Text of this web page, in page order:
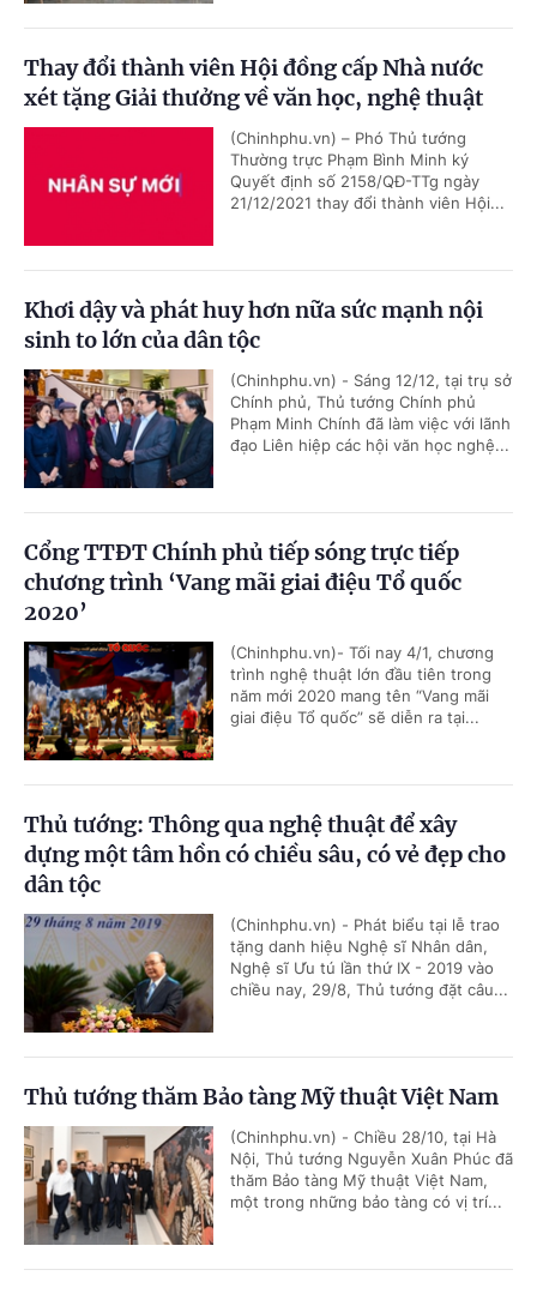
Thay đổi thành viên Hội đồng cấp Nhà nước
xét tặng Giải thưởng về văn học, nghệ thuật
(Chinhphu.vn) – Phó Thủ tướng
Thường trực Phạm Bình Minh ký
Quyết định số 2158/QĐ-TTg ngày
21/12/2021 thay đổi thành viên Hội...
Khơi dậy và phát huy hơn nữa sức mạnh nội
sinh to lớn của dân tộc
(Chinhphu.vn) - Sáng 12/12, tại trụ sở
Chính phủ, Thủ tướng Chính phủ
Phạm Minh Chính đã làm việc với lãnh
đạo Liên hiệp các hội văn học nghệ...
Cổng TTĐT Chính phủ tiếp sóng trực tiếp
chương trình ‘Vang mãi giai điệu Tổ quốc
2020’
(Chinhphu.vn)- Tối nay 4/1, chương
trình nghệ thuật lớn đầu tiên trong
năm mới 2020 mang tên “Vang mãi
giai điệu Tổ quốc” sẽ diễn ra tại...
Thủ tướng: Thông qua nghệ thuật để xây
dựng một tâm hồn có chiều sâu, có vẻ đẹp cho
dân tộc
(Chinhphu.vn) - Phát biểu tại lễ trao
tặng danh hiệu Nghệ sĩ Nhân dân,
Nghệ sĩ Ưu tú lần thứ IX - 2019 vào
chiều nay, 29/8, Thủ tướng đặt câu...
Thủ tướng thăm Bảo tàng Mỹ thuật Việt Nam
(Chinhphu.vn) - Chiều 28/10, tại Hà
Nội, Thủ tướng Nguyễn Xuân Phúc đã
thăm Bảo tàng Mỹ thuật Việt Nam,
một trong những bảo tàng có vị trí...